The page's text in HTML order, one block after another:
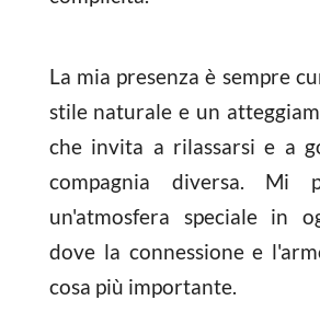
La mia presenza è sempre
stile naturale e un
che invita a rilassarsi e a
compagnia diversa. Mi
un'atmosfera speciale in
dove la connessione e
cosa più importante.